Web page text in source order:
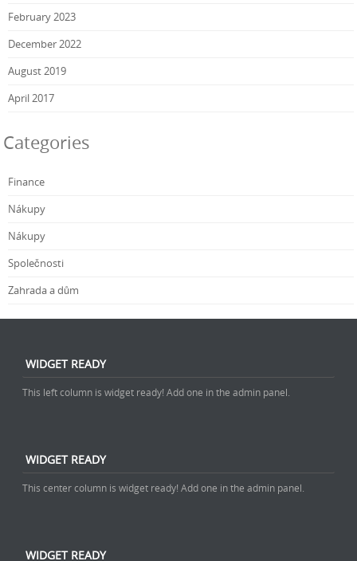
February 2023
December 2022
August 2019
April 2017
Categories
Finance
Nákupy
Nákupy
Společnosti
Zahrada a dům
WIDGET READY
This left column is widget ready! Add one in the admin panel.
WIDGET READY
This center column is widget ready! Add one in the admin panel.
WIDGET READY